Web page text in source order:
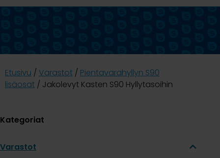
Etusivu / Varastot / Pientavarahyllyn S90
lisäosat / Jakolevyt Kasten S90 Hyllytasoihin
Kategoriat
Varastot